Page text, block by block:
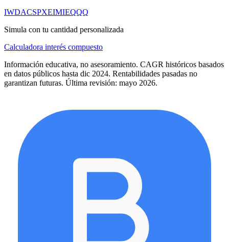
IWDACSPXEIMIEQQQ
Simula con tu cantidad personalizada
Calculadora interés compuesto
Información educativa, no asesoramiento. CAGR históricos basados
en datos públicos hasta dic 2024. Rentabilidades pasadas no
garantizan futuras. Última revisión: mayo 2026.